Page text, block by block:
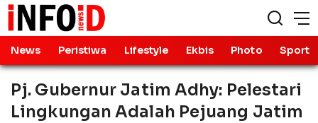
News Peristiwa Lifestyle Ekbis Photo Sport
Pj. Gubernur Jatim Adhy: Pelestari
Lingkungan Adalah Pejuang Jatim